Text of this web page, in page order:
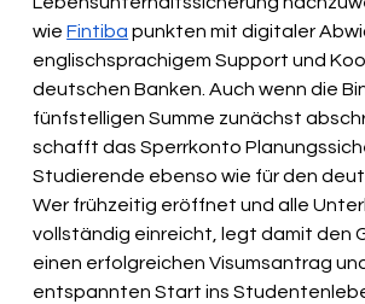
wie Fintiba punkten mit digitaler
englischsprachigem Support und
deutschen Banken. Auch wenn die
fünfstelligen Summe zunächst
schafft das Sperrkonto
Studierende ebenso wie für den
Wer frühzeitig eröffnet und alle
vollständig einreicht, legt damit den
einen erfolgreichen Visumsantrag
entspannten Start ins